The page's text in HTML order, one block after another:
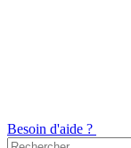
Besoin d'aide ?